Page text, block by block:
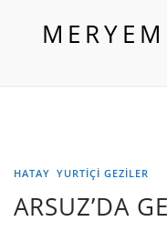
HATAY YURTIÇI GEZILER
ARSUZ’DA